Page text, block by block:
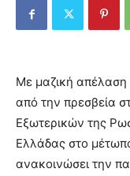
Με μαζική
από την πρεσβεία
Εξωτερικών της
Ελλάδας στο
ανακοινώσει την